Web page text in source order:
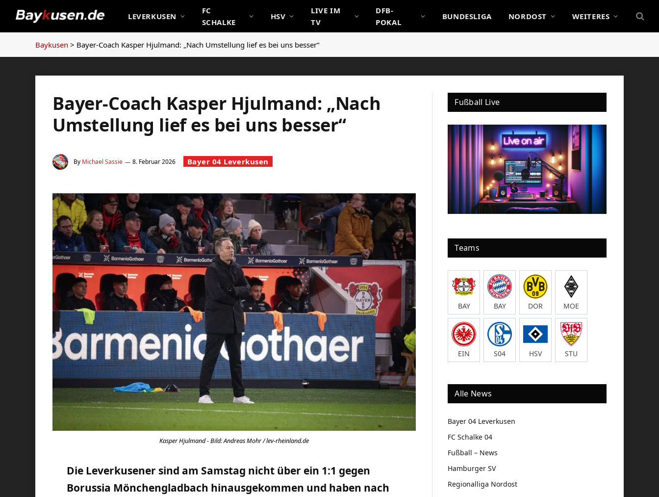
LEVERKUSEN
FC
SCHALKE
HSV
LIVE IM
TV
DFB-
POKAL
BUNDESLIGA NORDOST WEITERES
Baykusen > Bayer-Coach Kasper Hjulmand: „Nach Umstellung lief es bei uns besser“
Bayer-Coach Kasper Hjulmand: „Nach
Umstellung lief es bei uns besser“
By Michael Sassie 8. Februar 2026 Bayer 04 Leverkusen
Kasper Hjulmand - Bild: Andreas Mohr / lev-rheinland.de
Die Leverkusener sind am Samstag nicht über ein 1:1 gegen
Borussia Mönchengladbach hinausgekommen und haben nach
Fußball Live
Teams
BAY BAY DOR MOE
EIN S04 HSV STU
Alle News
Bayer 04 Leverkusen
FC Schalke 04
Fußball – News
Hamburger SV
Regionalliga Nordost